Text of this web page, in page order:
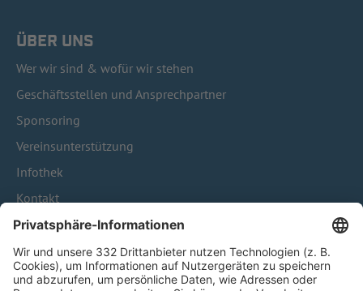
ÜBER UNS
Wer wir sind & wofür wir stehen
Geschäftsstellen und Ansprechpartner
Sponsoring
Vereinsunterstützung
Infothek
Kontakt
HÄUFIG BESUCHTE SEITEN
Pässe und Vereinswechsel